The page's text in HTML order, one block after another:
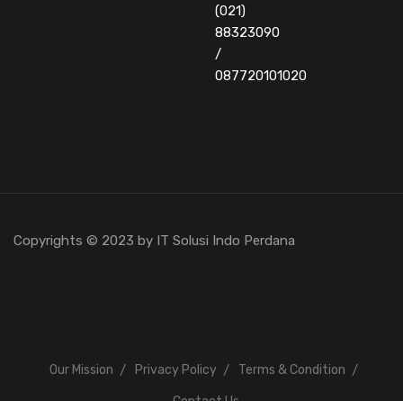
(021)
88323090
/
087720101020
Copyrights © 2023 by IT Solusi Indo Perdana
Our Mission Privacy Policy Terms & Condition